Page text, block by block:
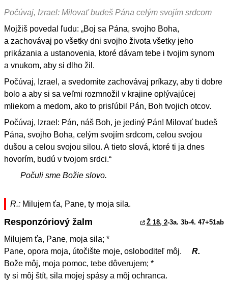
Počúvaj, Izrael: Milovať budeš Pána celým svojím srdcom
Mojžiš povedal ľudu: „Boj sa Pána, svojho Boha,
a zachovávaj po všetky dni svojho života všetky jeho
prikázania a ustanovenia, ktoré dávam tebe i tvojim synom
a vnukom, aby si dlho žil.
Počúvaj, Izrael, a svedomite zachovávaj príkazy, aby ti dobre
bolo a aby si sa veľmi rozmnožil v krajine oplývajúcej
mliekom a medom, ako to prisľúbil Pán, Boh tvojich otcov.
Počúvaj, Izrael: Pán, náš Boh, je jediný Pán! Milovať budeš
Pána, svojho Boha, celým svojím srdcom, celou svojou
dušou a celou svojou silou. A tieto slová, ktoré ti ja dnes
hovorím, budú v tvojom srdci.“
Počuli sme Božie slovo.
R.: Milujem ťa, Pane, ty moja sila.
Responzóriový žalm Ž 18, 2-3a. 3b-4. 47+51ab
Milujem ťa, Pane, moja sila; *
Pane, opora moja, útočište moje, osloboditeľ môj.
R.
Bože môj, moja pomoc, tebe dôverujem; *
ty si môj štít, sila mojej spásy a môj ochranca.